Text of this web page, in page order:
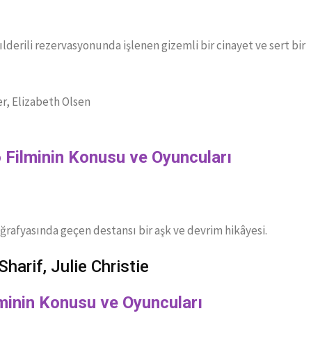
rezervasyonunda işlenen gizemli bir cinayet ve sert bir
Elizabeth Olsen
Konusu ve Oyuncuları
geçen destansı bir aşk ve devrim hikâyesi.
Julie Christie
Konusu ve Oyuncuları